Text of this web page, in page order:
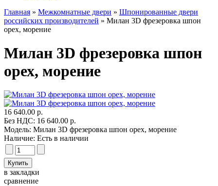
Главная » Межкомнатные двери » Шпонированные двери
российских производителей » Милан 3D фрезеровка шпон
орех, морение
Милан 3D фрезеровка шпон
орех, морение
16 640.00 р.
Без НДС: 16 640.00 р.
Модель: Милан 3D фрезеровка шпон орех, морение
Наличие: Есть в наличии
в закладки
сравнение